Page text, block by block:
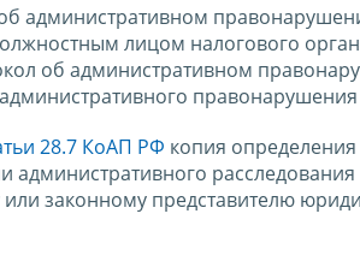
административном
лицом налогового
об административном
правонарушения
28.7 КоАП РФ копия
расследования
законному представителю